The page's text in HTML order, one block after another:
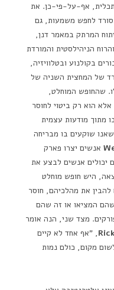
אף-על-פי-כן. את
לחפש משמעות, גם
המרתק במאמר דנן,
הניהילסטית והמורדת
בקולנוע ובטלוויזיה,
של המחצית השניה של
שלו. שהחופש המוחלט,
הוא רק ביטוי לחוסר
מתוך מודעות עצמית
שוקעים בו מבריחה
אנשים יצרו פארק
יכולים אנשים לבצע את
היש חופש מוחלט
את מהלכיהם, חוסר
המציאו או זה שהם
מצד שני, הנה אומר
, "אף אחד לא קיים
מקום, כולם נמות